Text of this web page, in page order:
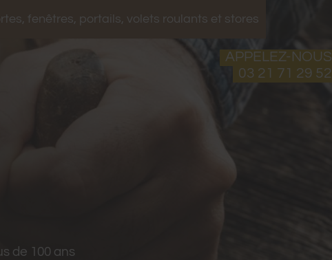
fenêtres, portails, volets roulants et stores
APPELEZ-NOUS
03 21 71 29 52
de 100 ans